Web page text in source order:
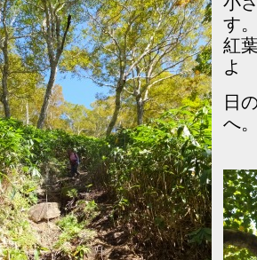
す
紅
よ
日
へ